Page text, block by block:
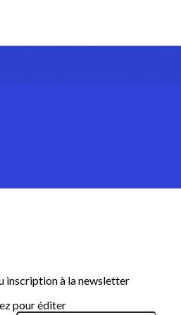
inscription à la newsletter
pour éditer